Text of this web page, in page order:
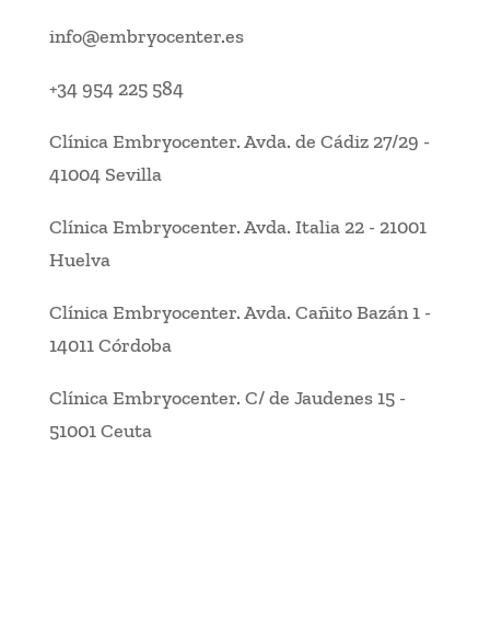
info@embryocenter.es
+34 954 225 584
Clínica Embryocenter.Avda. de Cádiz 27/29 -
41004 Sevilla
Clínica Embryocenter.Avda. Italia 22- 21001
Huelva
Clínica Embryocenter.Avda. Cañito Bazán 1-
14011 Córdoba
Clínica Embryocenter. C/ de Jaudenes 15-
51001 Ceuta